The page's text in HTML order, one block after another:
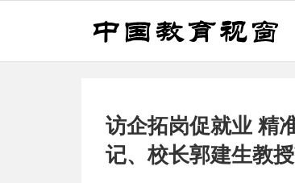
访企拓岗促就业 精
记、校长郭建生教